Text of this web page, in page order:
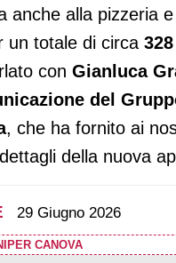
anche alla pizzeria e
un totale di circa
con Gianluca
del
, che ha fornito ai
della nuova
29 Giugno 2026
CANOVA